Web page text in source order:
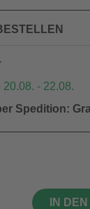
- 22.08.
Spedition:
IN